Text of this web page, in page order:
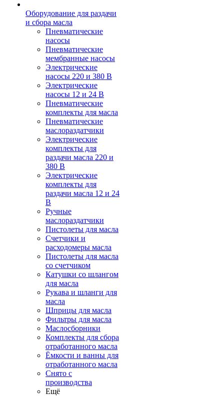
Оборудование для раздачи
и сбора масла
Пневматические
насосы
Пневматические
мембранные насосы
Электрические
насосы 220 и 380 В
Электрические
насосы 12 и 24 В
Пневматические
комплекты для масла
Пневматические
маслораздатчики
Электрические
комплекты для
раздачи масла 220 и
380 В
Электрические
комплекты для
раздачи масла 12 и 24
В
Ручные
маслораздатчики
Пистолеты для масла
Счетчики и
расходомеры масла
Пистолеты для масла
со счетчиком
Катушки со шлангом
для масла
Рукава и шланги для
масла
Шприцы для масла
Фильтры для масла
Маслосборники
Комплекты для сбора
отработанного масла
Ёмкости и ванны для
отработанного масла
Снято с
производства
Ещё